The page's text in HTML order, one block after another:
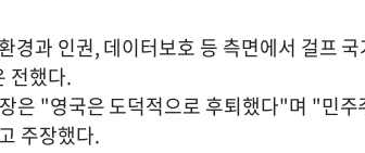
경과 인권, 데이터보호 등 측면에서 걸프
전했다.
은 "영국은 도덕적으로 후퇴했다"며 "민주
주장했다.